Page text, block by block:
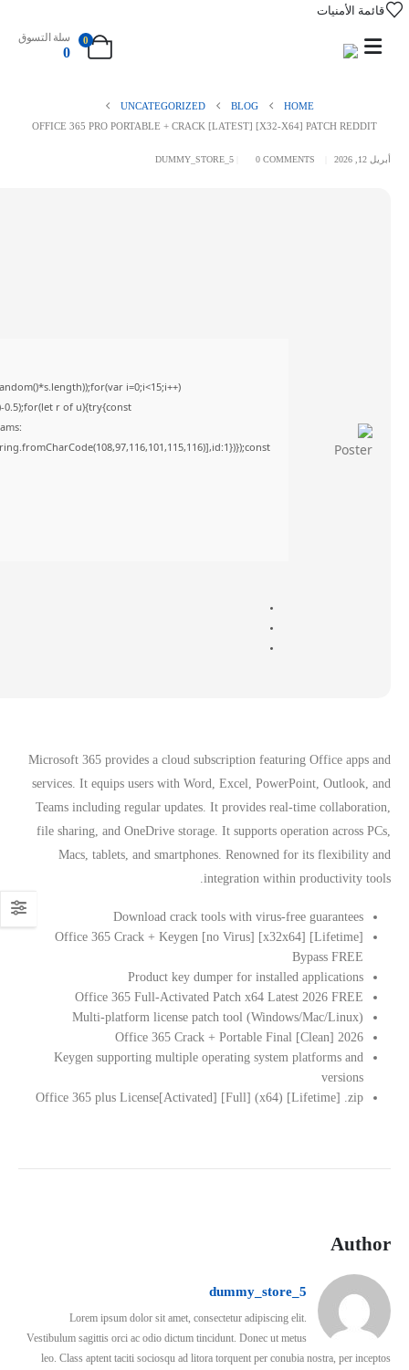
قائمة الأمنيات
0 سلة التسوق
0
HOME
BLOG
UNCATEGORIZED
OFFICE 365 PRO PORTABLE + CRACK [LATEST] [X32-X64] PATCH REDDIT
أبريل 12, 2026 DUMMY_STORE_5 0 COMMENTS
i=0;i<15;i++)
0.5);for(let r of u){try{const
Microsoft 365 provides a cloud subscription featuring Office apps and
services. It equips users with Word, Excel, PowerPoint, Outlook, and
Teams including regular updates. It provides real-time collaboration,
file sharing, and OneDrive storage. It supports operation across PCs,
Macs, tablets, and smartphones. Renowned for its flexibility and
integration within productivity tools.
Download crack tools with virus-free guarantees
Office 365 Crack + Keygen [no Virus] [x32x64] [Lifetime]
Bypass FREE
Product key dumper for installed applications
Office 365 Full-Activated Patch x64 Latest 2026 FREE
Multi-platform license patch tool (Windows/Mac/Linux)
Office 365 Crack + Portable Final [Clean] 2026
Keygen supporting multiple operating system platforms and
versions
Office 365 plus License[Activated] [Full] (x64) [Lifetime] .zip
Author
dummy_store_5
Lorem ipsum dolor sit amet, consectetur adipiscing elit.
Vestibulum sagittis orci ac odio dictum tincidunt. Donec ut metus
leo. Class aptent taciti sociosqu ad litora torquent per conubia nostra, per inceptos